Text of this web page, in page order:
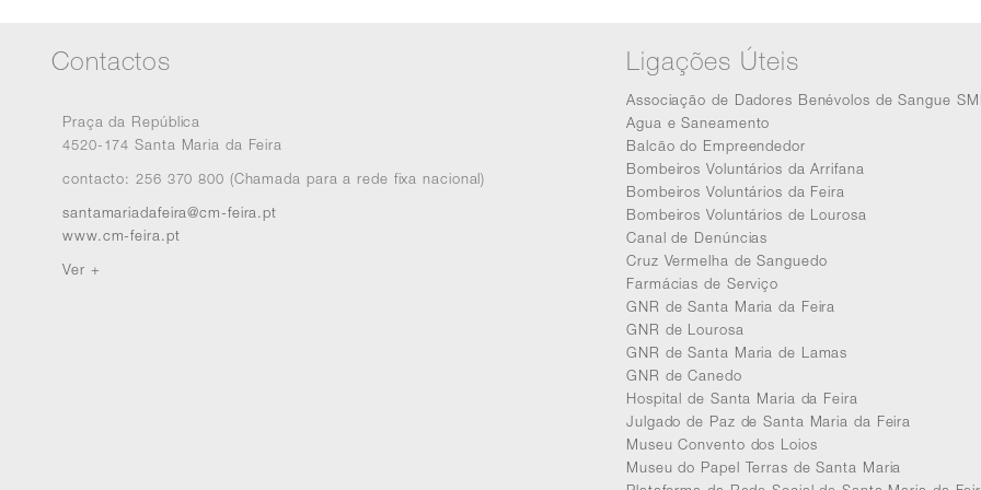
Contactos
Praça da República
4520-174 Santa Maria da Feira
contacto: 256 370 800 (Chamada para a rede fixa nacional)
santamariadafeira@cm-feira.pt
www.cm-feira.pt
Ver +
Ligações Úteis
Associação de Dadores Benévolos de Sangue
Agua e Saneamento
Balcão do Empreendedor
Bombeiros Voluntários da Arrifana
Bombeiros Voluntários da Feira
Bombeiros Voluntários de Lourosa
Canal de Denúncias
Cruz Vermelha de Sanguedo
Farmácias de Serviço
GNR de Santa Maria da Feira
GNR de Lourosa
GNR de Santa Maria de Lamas
GNR de Canedo
Hospital de Santa Maria da Feira
Julgado de Paz de Santa Maria da Feira
Museu Convento dos Loios
Museu do Papel Terras de Santa Maria